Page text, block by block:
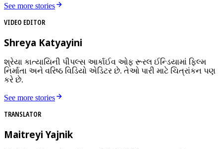
See more stories
VIDEO EDITOR
Shreya Katyayini
શ્રેયા કાત્યાયિની પીપલ્સ આર્કાઈવ ઓફ રૂરલ ઈન્ડિયામાં ફિલ્મ
નિર્માતા અને વરિષ્ઠ વિડિયો એડિટર છે. તેઓ પારી માટે ચિત્રાંકન પણ
કરે છે.
See more stories
TRANSLATOR
Maitreyi Yajnik